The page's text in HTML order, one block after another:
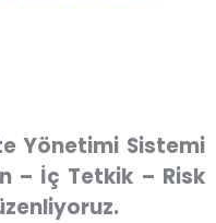
Yönetimi Sistemi
– İç Tetkik – Risk